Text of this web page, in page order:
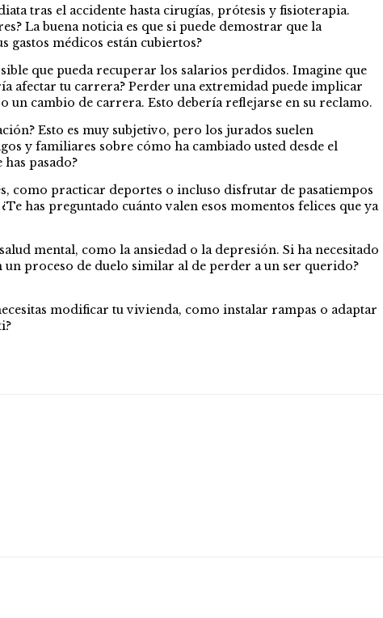
tras el accidente hasta cirugías, prótesis y fisioterapia.
La buena noticia es que si puede demostrar que la
gastos médicos están cubiertos?
que pueda recuperar los salarios perdidos. Imagine que
afectar tu carrera? Perder una extremidad puede implicar
cambio de carrera. Esto debería reflejarse en su reclamo.
Esto es muy subjetivo, pero los jurados suelen
y familiares sobre cómo ha cambiado usted desde el
pasado?
como practicar deportes o incluso disfrutar de pasatiempos
has preguntado cuánto valen esos momentos felices que ya
mental, como la ansiedad o la depresión. Si ha necesitado
proceso de duelo similar al de perder a un ser querido?
modificar tu vivienda, como instalar rampas o adaptar